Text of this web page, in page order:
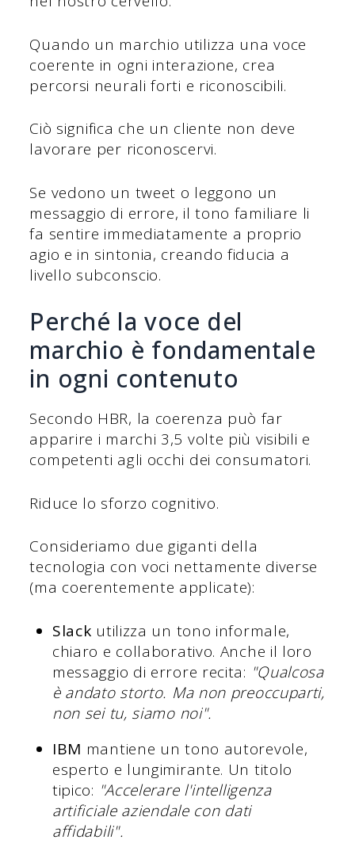
Quando un marchio utilizza una voce
coerente in ogni interazione, crea
percorsi neurali forti e riconoscibili.
Ciò significa che un cliente non deve
lavorare per riconoscervi.
Se vedono un tweet o leggono un
messaggio di errore, il tono familiare li
fa sentire immediatamente a proprio
agio e in sintonia, creando fiducia a
livello subconscio.
Perché la voce del
marchio è fondamentale
in ogni contenuto
Secondo HBR, la coerenza può far
apparire i marchi 3,5 volte più visibili e
competenti agli occhi dei consumatori.
Riduce lo sforzo cognitivo.
Consideriamo due giganti della
tecnologia con voci nettamente diverse
(ma coerentemente applicate):
Slack utilizza un tono informale,
chiaro e collaborativo. Anche il loro
messaggio di errore recita: "Qualcosa
è andato storto. Ma non preoccuparti,
non sei tu, siamo noi".
IBM mantiene un tono autorevole,
esperto e lungimirante. Un titolo
tipico: "Accelerare l'intelligenza
artificiale aziendale con dati
affidabili".